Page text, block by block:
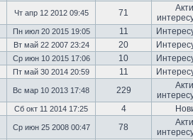
Чт апр 12 2012 09:45 71
Пн июл 20 2015 19:05 11
Вт май 22 2007 23:24 20
Ср июн 10 2015 17:06 10
Пт май 30 2014 20:59 11
Вс мар 10 2013 17:48 229
Сб окт 11 2014 17:25 4
Ср июн 25 2008 00:47 78